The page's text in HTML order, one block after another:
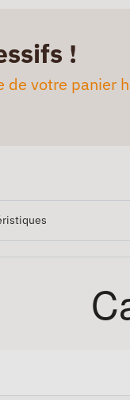
!
de votre panier